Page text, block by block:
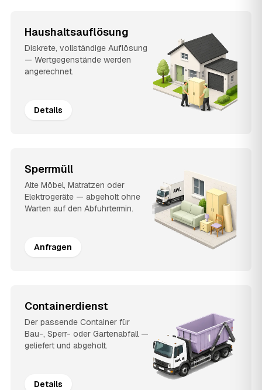
Haushaltsauflösung
Diskrete, vollständige Auflösung
— Wertgegenstände werden
angerechnet.
Details
Sperrmüll
Alte Möbel, Matratzen oder
Elektrogeräte — abgeholt ohne
Warten auf den Abfuhrtermin.
Anfragen
Containerdienst
Der passende Container für
Bau-, Sperr- oder Gartenabfall —
geliefert und abgeholt.
Details